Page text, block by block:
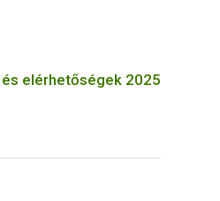
elérhetőségek 2025